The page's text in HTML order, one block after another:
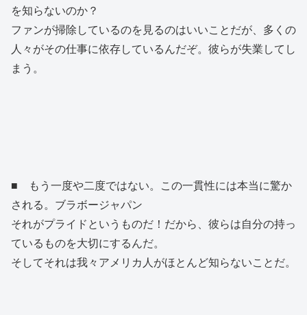
を知らないのか？
ファンが掃除しているのを見るのはいいことだが、多くの
人々がその仕事に依存しているんだぞ。彼らが失業してし
まう。
■ もう一度や二度ではない。この一貫性には本当に驚か
される。ブラボージャパン
それがプライドというものだ！だから、彼らは自分の持っ
ているものを大切にするんだ。
そしてそれは我々アメリカ人がほとんど知らないことだ。